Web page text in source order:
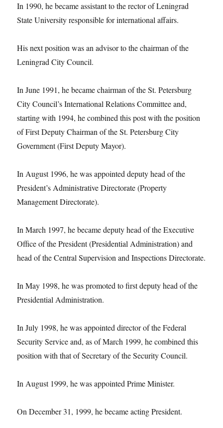
In 1990, he became assistant to the rector of Leningrad
State University responsible for international affairs.
His next position was an advisor to the chairman of the
Leningrad City Council.
In June 1991, he became chairman of the St. Petersburg
City Council’s International Relations Committee and,
starting with 1994, he combined this post with the position
of First Deputy Chairman of the St. Petersburg City
Government (First Deputy Mayor).
In August 1996, he was appointed deputy head of the
President’s Administrative Directorate (Property
Management Directorate).
In March 1997, he became deputy head of the Executive
Office of the President (Presidential Administration) and
head of the Central Supervision and Inspections Directorate.
In May 1998, he was promoted to first deputy head of the
Presidential Administration.
In July 1998, he was appointed director of the Federal
Security Service and, as of March 1999, he combined this
position with that of Secretary of the Security Council.
In August 1999, he was appointed Prime Minister.
On December 31, 1999, he became acting President.